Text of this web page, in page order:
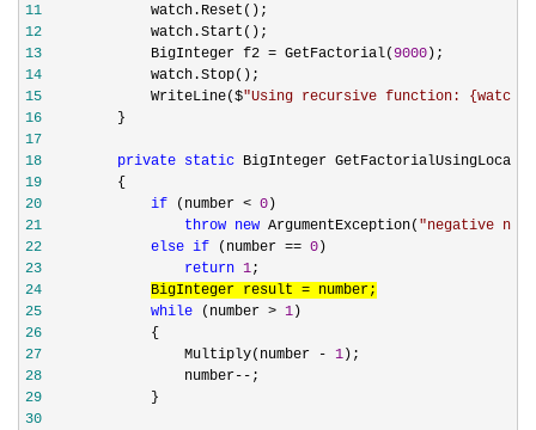
11
12
13
             BigInteger f2 = GetFactorial(
9000
14
15
             WriteLine($
"Using recursive function:
16
17
18
private static BigInteger GetFactorialUsingLocal(
19
20
if (number < 0
21
throw new ArgumentException( "negative
22
else if (number == 0
23
return 1
24
BigInteger result =
25
while (number > 1
26
27
                 Multiply(number -
1
28
                 number--
29
30